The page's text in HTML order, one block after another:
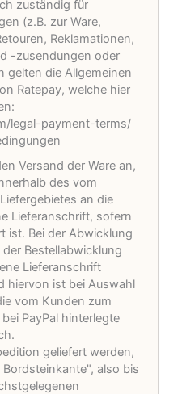
zuständig für
(z.B. zur Ware,
Reklamationen,
-zusendungen oder
gelten die Allgemeinen
Ratepay, welche hier
/legal-payment-terms/
Versand der Ware an,
des vom
an die
Lieferanschrift, sofern
ist. Bei der Abwicklung
Bestellabwicklung
Lieferanschrift
hiervon ist bei Auswahl
vom Kunden zum
PayPal hinterlegte
geliefert werden,
also bis